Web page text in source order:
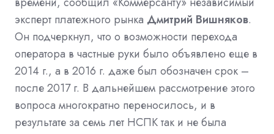
эксперт платежного рынка Дмитрий Вишняков.
Он подчеркнул, что о возможности перехода
оператора в частные руки было объявлено еще в
2014 г., а в 2016 г. даже был обозначен срок –
после 2017 г. В дальнейшем рассмотрение этого
вопроса многократно переносилось, и в
результате за семь лет НСПК так и не была